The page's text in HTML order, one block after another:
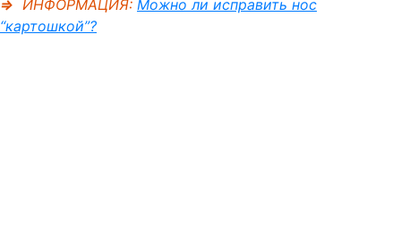
⇒ ИНФОРМАЦИЯ: Можно ли исправить нос
“картошкой”?